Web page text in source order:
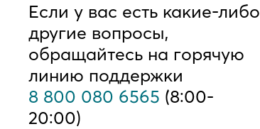
Если у вас есть какие-либо
другие вопросы,
обращайтесь на горячую
линию поддержки
8 800 080 6565 (8:00-
20:00)